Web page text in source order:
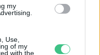
my
Use,
of my
with the
a Duna: